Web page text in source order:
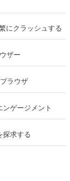
にクラッシュする
ザー
ラウザ
ンゲージメント
探求する